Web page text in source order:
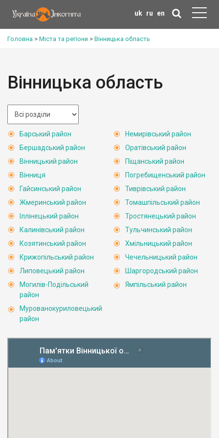
uk ru en
Головна > Міста та регіони > Вінницька область
Вінницька область
Барський район
Бершадський район
Вінницький район
Вінниця
Гайсинський район
Жмеринський район
Іллінецький район
Калинівський район
Козятинський район
Крижопільський район
Липовецький район
Могилів-Подільський
район
Мурованокуриловецький
район
Немирівський район
Оратівський район
Піщанський район
Погребищенський район
Тиврівський район
Томашпільський район
Тростянецький район
Тульчинський район
Хмільницький район
Чечельницький район
Шаргородський район
Ямпільський район